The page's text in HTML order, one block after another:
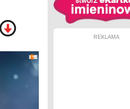
REKLAMA